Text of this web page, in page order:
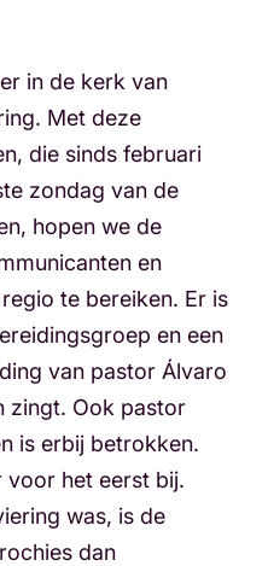
in de kerk van
Met deze
die sinds februari
zondag van de
hopen we de
en
te bereiken. Er is
en een
van pastor Álvaro
zingt. Ook pastor
is erbij betrokken.
voor het eerst bij.
was, is de
dan